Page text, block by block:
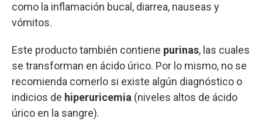
como la inflamación bucal, diarrea, nauseas y
vómitos.
Este producto también contiene purinas, las cuales
se transforman en ácido úrico. Por lo mismo, no se
recomienda comerlo si existe algún diagnóstico o
indicios de hiperuricemia (niveles altos de ácido
úrico en la sangre).